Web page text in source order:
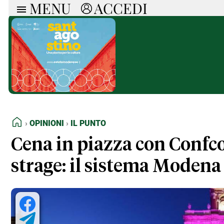
MENU ACCEDI
ARTICOLI
Politica
Economia
Società
La Nera
Che Cultura
La Provincia
Mondo
Italia
Tutti gli Articoli
Ricerca
HOME
OPINIONI IL PUNTO
Cena in piazza con
strage: il sistema